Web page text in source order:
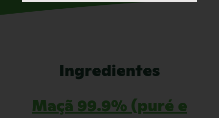
Ingredientes
Maçã 99.9% (puré e